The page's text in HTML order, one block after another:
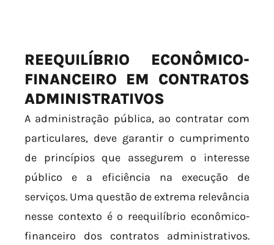
REEQUILÍBRIO ECONÔMICO-
FINANCEIRO EM CONTRATOS
ADMINISTRATIVOS
A administração pública, ao contratar com
particulares, deve garantir o cumprimento
de princípios que assegurem o interesse
público e a eficiência na execução de
serviços. Uma questão de extrema relevância
nesse contexto é o reequilíbrio econômico-
financeiro dos contratos administrativos.